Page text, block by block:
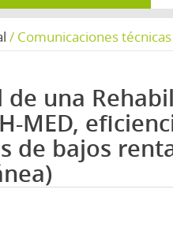
/ Comunicaciones técnicas
de una
MED,
de bajos